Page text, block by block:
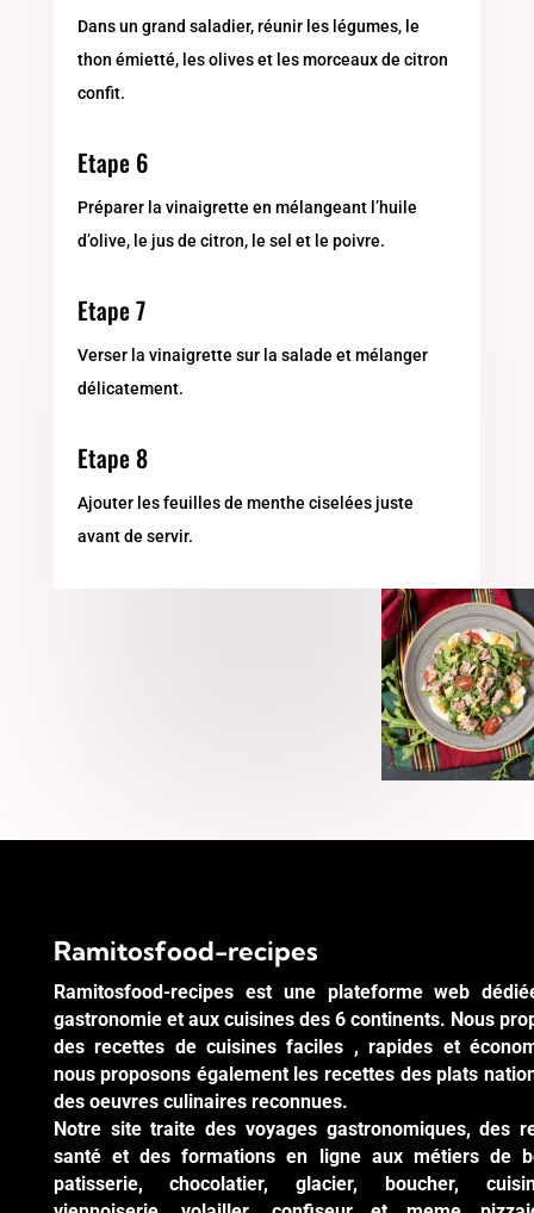
Dans un grand saladier, réunir les légumes, le
thon émietté, les olives et les morceaux de citron
confit.
Etape 6
Préparer la vinaigrette en mélangeant l’huile
d’olive, le jus de citron, le sel et le poivre.
Etape 7
Verser la vinaigrette sur la salade et mélanger
délicatement.
Etape 8
Ajouter les feuilles de menthe ciselées juste
avant de servir.
Ramitosfood-recipes
Ramitosfood-recipes est une plateforme web
gastronomie et aux cuisines des 6 continents. Nous
des recettes de cuisines faciles , rapides et
nous proposons également les recettes des plats
des oeuvres culinaires reconnues.
Notre site traite des voyages gastronomiques, des
santé et des formations en ligne aux métiers de
patisserie, chocolatier, glacier, boucher,